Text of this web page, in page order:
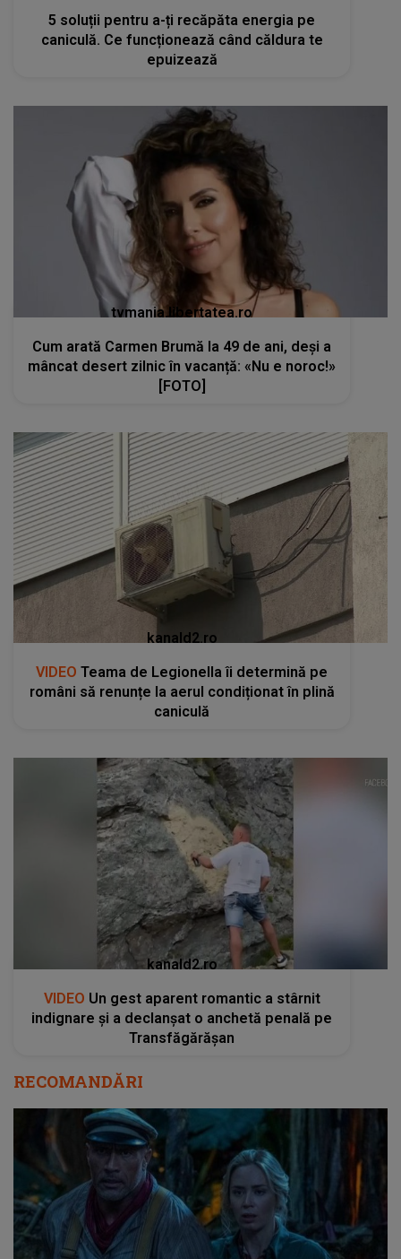
5 soluții pentru a-ți recăpăta energia pe
caniculă. Ce funcționează când căldura te
epuizează
tvmania.libertatea.ro
Cum arată Carmen Brumă la 49 de ani, deși a
mâncat desert zilnic în vacanță: «Nu e noroc!»
[FOTO]
kanald2.ro
VIDEO Teama de Legionella îi determină pe
români să renunțe la aerul condiționat în plină
caniculă
kanald2.ro
VIDEO Un gest aparent romantic a stârnit
indignare și a declanșat o anchetă penală pe
Transfăgărășan
RECOMANDĂRI